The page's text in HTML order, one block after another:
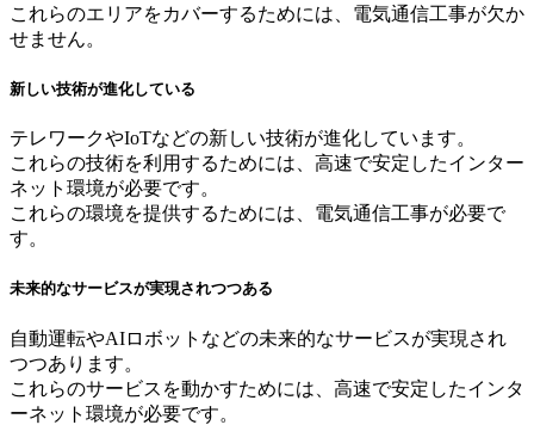
これらのエリアをカバーするためには、電気通信工事が欠か
せません。
新しい技術が進化している
テレワークやIoTなどの新しい技術が進化しています。
これらの技術を利用するためには、高速で安定したインター
ネット環境が必要です。
これらの環境を提供するためには、電気通信工事が必要で
す。
未来的なサービスが実現されつつある
自動運転やAIロボットなどの未来的なサービスが実現され
つつあります。
これらのサービスを動かすためには、高速で安定したインタ
ーネット環境が必要です。